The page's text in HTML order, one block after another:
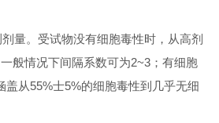
量。受试物没有细胞毒性时，从高剂
般情况下间隔系数可为2~3 ；有细胞
盖从55%士5%的细胞毒性到几乎无细